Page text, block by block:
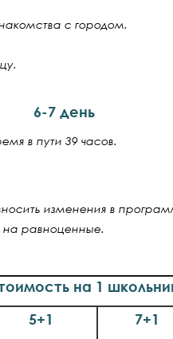
с городом.
6-7 день
в пути 39 часов.
изменения в
на равноценные.
на 1
5+1 7+1